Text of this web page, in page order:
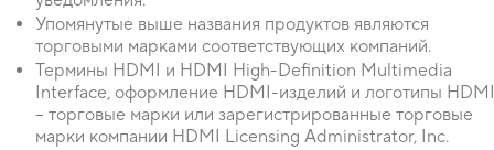
Упомянутые выше названия продуктов являются
торговыми марками соответствующих компаний.
Термины HDMI и HDMI High-Definition Multimedia
Interface, оформление HDMI-изделий и логотипы HDMI
– торговые марки или зарегистрированные торговые
марки компании HDMI Licensing Administrator, Inc.